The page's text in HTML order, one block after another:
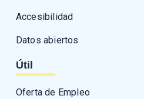
Accesibilidad
Datos abiertos
Útil
Oferta de Empleo